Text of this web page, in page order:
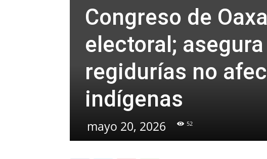
Congreso de
electoral;
regidurías no
indígenas
mayo 20, 2026 52